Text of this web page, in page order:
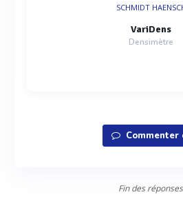
SCHMIDT
VariDens
Densimètre
Fin des réponses